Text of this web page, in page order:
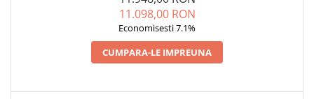
LIFEPO4, PUTERE DE VARF11.098,00 RON
Economisesti 7.1%
CUMPARA-LE IMPREUNA